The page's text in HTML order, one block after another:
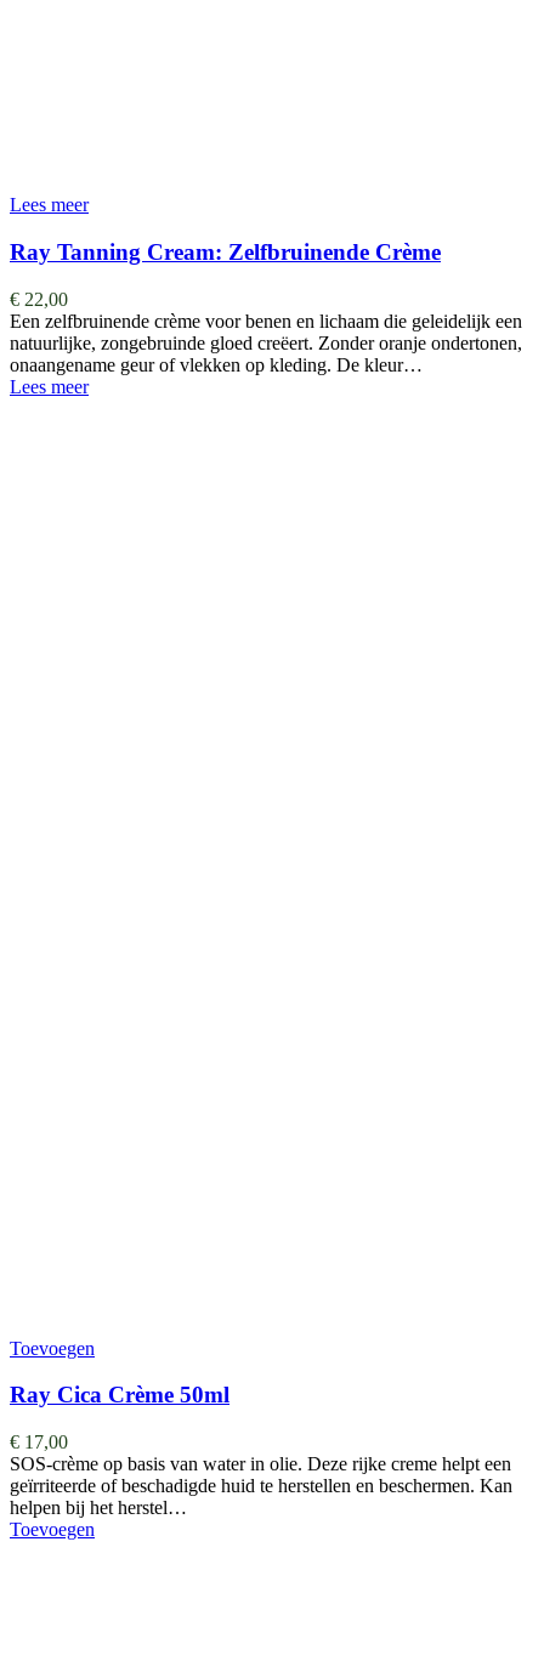
Lees meer
Ray Tanning Cream: Zelfbruinende Crème
€ 22,00
Een zelfbruinende crème voor benen en lichaam die geleidelijk een
natuurlijke, zongebruinde gloed creëert. Zonder oranje ondertonen,
onaangename geur of vlekken op kleding. De kleur…
Lees meer
Toevoegen
Ray Cica Crème 50ml
€ 17,00
SOS-crème op basis van water in olie. Deze rijke creme helpt een
geïrriteerde of beschadigde huid te herstellen en beschermen. Kan
helpen bij het herstel…
Toevoegen